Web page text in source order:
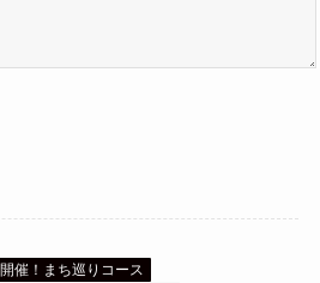
催！まち巡りコース